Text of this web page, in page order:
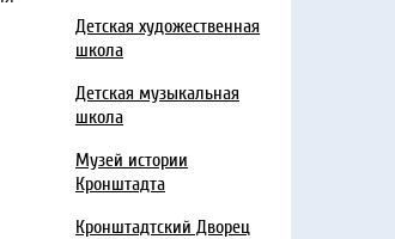
Детская художественная
школа
Детская музыкальная
школа
Музей истории
Кронштадта
Кронштадтский Дворец